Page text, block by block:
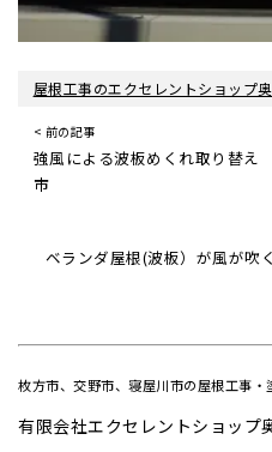
屋根工事のエクセレントショップ
< 前の記事
強風による波板めくれ取り替
市
ベランダ屋根(波板）が風が
枚方市、交野市、寝屋川市の屋根工事
有限会社エクセレントショップ